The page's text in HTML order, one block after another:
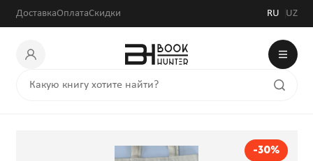
ДоставкаОплатаСкидки RU UZ
-30%